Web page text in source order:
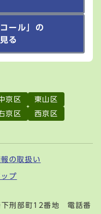
ール」の
る
京区
東山区
京区
西京区
の取扱い
プ
刑部町12番地 電話番